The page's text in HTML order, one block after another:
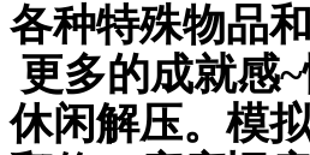
各种特殊物品
更多的成就感~
休闲解压。模